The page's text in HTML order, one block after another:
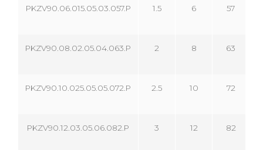
PKZV90.06.015.05.03.057.P 1.5 6 57
PKZV90.08.02.05.04.063.P 2 8 63
PKZV90.10.025.05.05.072.P 2.5 10 72
PKZV90.12.03.05.06.082.P 3 12 82